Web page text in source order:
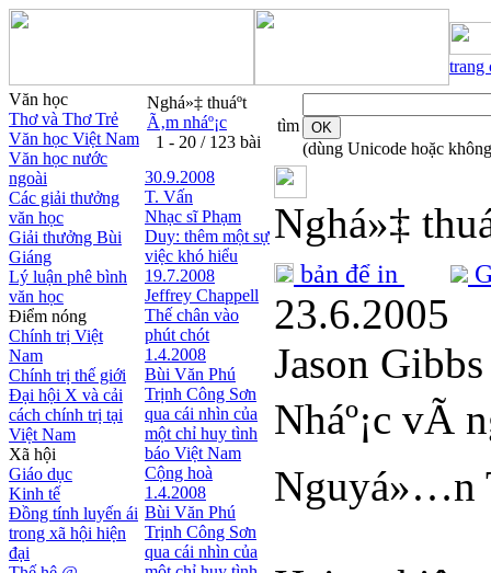
trang
Văn học
Thơ và Thơ Trẻ
Văn học Việt Nam
Văn học nước
ngoài
Các giải thưởng
văn học
Giải thưởng Bùi
Giáng
Lý luận phê bình
văn học
Điểm nóng
Chính trị Việt
Nam
Chính trị thế giới
Đại hội X và cải
cách chính trị tại
Việt Nam
Xã hội
Giáo dục
Kinh tế
Đồng tính luyến ái
trong xã hội hiện
đại
Nghá»‡ thuáº­t
Ã‚m nháº¡c
1 - 20 / 123 bài
30.9.2008
T. Vấn
Nhạc sĩ Phạm
Duy: thêm một sự
việc khó hiểu
19.7.2008
Jeffrey Chappell
Thế chân vào
phút chót
1.4.2008
Bùi Văn Phú
Trịnh Công Sơn
qua cái nhìn của
một chỉ huy tình
báo Việt Nam
Cộng hoà
1.4.2008
Bùi Văn Phú
Trịnh Công Sơn
qua cái nhìn của
tìm
(dùng Unicode hoặc
Nghá»‡
bản để in
23.6.2005
Jason Gibbs
Nháº¡c vÃ
Nguyá»…n